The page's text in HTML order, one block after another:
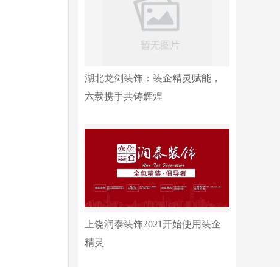
湖北龙剑装饰：装企精灵赋能，
六载携手共铸辉煌
上饶润泰装饰2021开始使用装企
精灵